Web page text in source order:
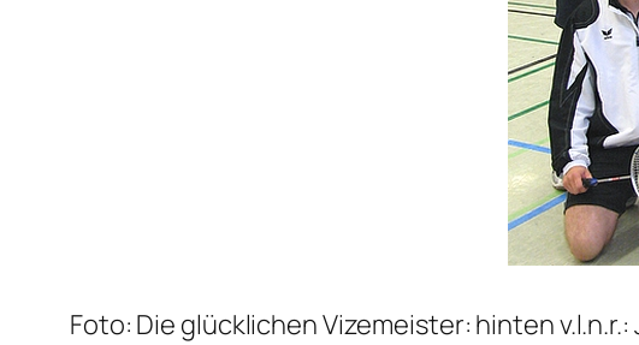
Foto: Die glücklichen Vizemeister: hinten